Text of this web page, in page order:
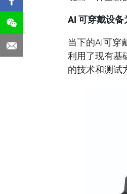
AI可穿戴设
当下的AI可穿
利用了现有基
的技术和测试